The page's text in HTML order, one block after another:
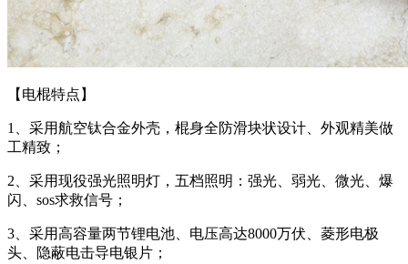
【电棍特点】
1、采用航空钛合金外壳，棍身全防滑块状设计、外观精美做
工精致；
2、采用现役强光照明灯，五档照明：强光、弱光、微光、爆
闪、sos求救信号；
3、采用高容量两节锂电池、电压高达8000万伏、菱形电极
头、隐蔽电击导电银片；